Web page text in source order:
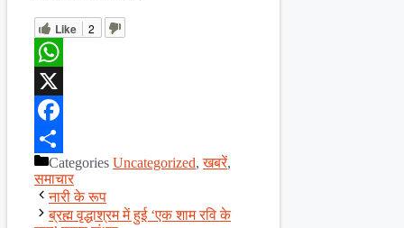
Like 2
WhatsApp
X
Facebook
ShareCategories Uncategorized,खबरें,
समाचार
नारी के रूप
ब्रह्म वृद्धाश्रम में हुई ‘एक शाम रवि के